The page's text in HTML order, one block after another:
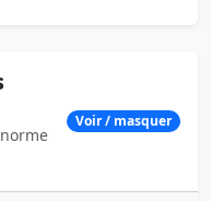
Voir / masquer